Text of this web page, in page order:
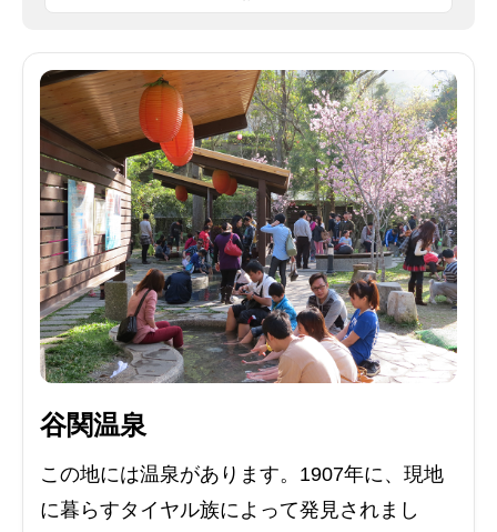
谷関温泉
この地には温泉があります。1907年に、現地
に暮らすタイヤル族によって発見されまし